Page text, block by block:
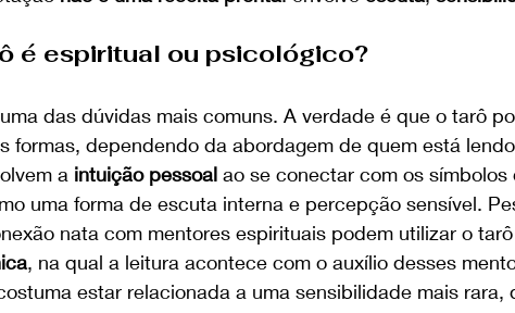
é espiritual ou psicológico?
das dúvidas mais comuns. A verdade é que o tarô
formas, dependendo da abordagem de quem está
a intuição pessoal ao se conectar com os
uma forma de escuta interna e percepção sensível.
nata com mentores espirituais podem utilizar o
, na qual a leitura acontece com o auxílio desses
estar relacionada a uma sensibilidade mais rara,